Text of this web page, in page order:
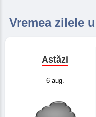
Vremea zilele
Astăzi
6 aug.